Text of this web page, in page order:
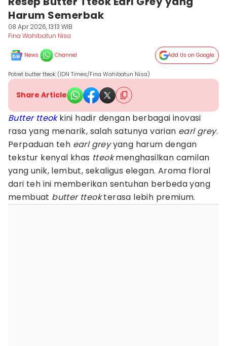
Harum Semerbak
08 Apr 2026, 13:13 WIB
Fina Wahibatun Nisa
News Channel Add Us on Google
Potret butter tteok (IDN Times/Fina Wahibatun Nisa)
Share Article
Butter tteokkini hadir dengan berbagai inovasi
rasa yang menarik, salah satunya varian earl grey.
Perpaduan teh earl greyyang harum dengan
tekstur kenyal khas tteokmenghasilkan camilan
yang unik, lembut, sekaligus elegan. Aroma floral
dari teh ini memberikan sentuhan berbeda yang
membuat butter tteokterasa lebih premium.